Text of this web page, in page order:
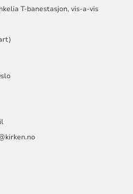
T-banestasjon, vis-a-vis
)